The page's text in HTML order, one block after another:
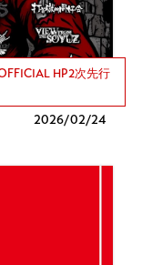
HP2次先行
2026/02/24